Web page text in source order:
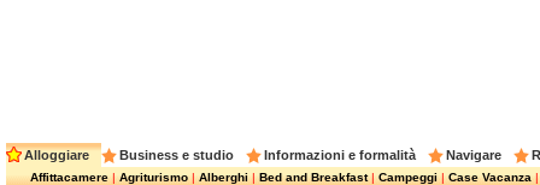
Alloggiare Business e studio Informazioni e formalità Navigare
Affittacamere|Agriturismo|Alberghi|Bed and Breakfast|Campeggi|Case Vacanza